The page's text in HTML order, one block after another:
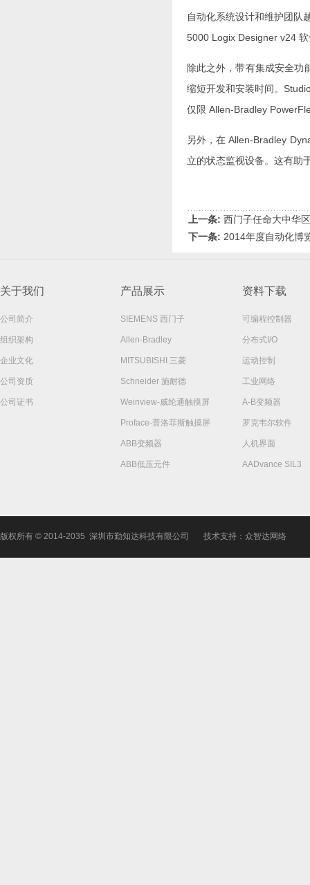
自动化系统设计和维护团队
5000 Logix Designer v24
除此之外，带有集成安全
缩短开发和安装时间。
仅限 Allen-Bradley
另外，在 Allen-Bradley
立的状态监视设备。这有助
上一条: 西门子任命大中华
下一条: 2014年度自动化博
关于我们
公司简介
组织架构
企业文化
公司资质
公司证书
产品展示
SIEMENS 西门子
Allen-Bradley
MITSUBISHI 三菱
Schneider 施耐德
Weinview-威纶通触摸屏
Proface-普洛菲斯触摸屏
ABB变频器
ABB低压元件
资料下载
可编程控制器
分布式I/O
运动控制
工业网络
A-B变频器
罗克韦尔软件
人机界面
AADvance SIL3
版权所有 © 2014-2035 深圳市勤知达科技有限公司 技术支持：众智达网络